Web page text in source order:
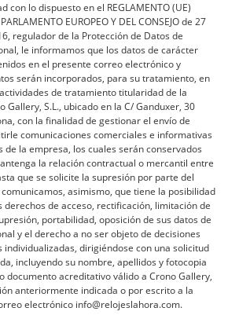
con lo dispuesto en el REGLAMENTO (UE)
EUROPEO Y DEL CONSEJO de 27
regulador de la Protección de Datos de
le informamos que los datos de carácter
en el presente correo electrónico y
serán incorporados, para su tratamiento, en
de tratamiento titularidad de la
Gallery, S.L., ubicado en la C/ Ganduxer, 30
con la finalidad de gestionar el envío de
comunicaciones comerciales e informativas
de la empresa, los cuales serán conservados
la relación contractual o mercantil entre
que se solicite la supresión por parte del
asimismo, que tiene la posibilidad
derechos de acceso, rectificación, limitación de
portabilidad, oposición de sus datos de
y el derecho a no ser objeto de decisiones
individualizadas, dirigiéndose con una solicitud
incluyendo su nombre, apellidos y fotocopia
documento acreditativo válido a Crono Gallery,
anteriormente indicada o por escrito a la
electrónico info@relojeslahora.com.